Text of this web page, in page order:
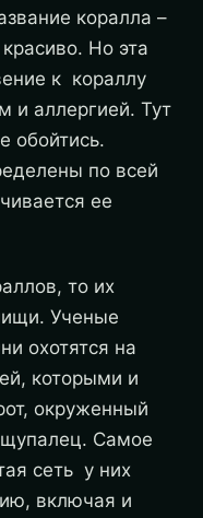
коралла –
Но эта
к кораллу
и аллергией. Тут
обойтись.
по всей
ее
то их
Ученые
охотятся на
которыми и
окруженный
Самое
сеть у них
включая и